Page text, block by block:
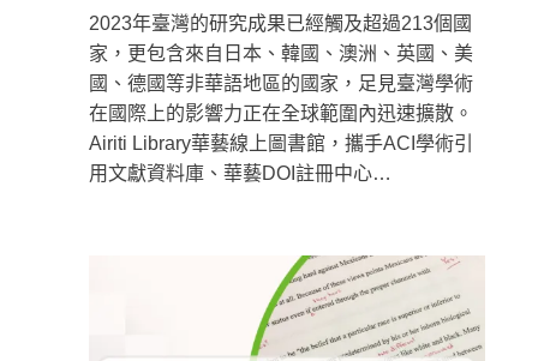
2023年臺灣的研究成果已經觸及超過213個國
家，更包含來自日本、韓國、澳洲、英國、美
國、德國等非華語地區的國家，足見臺灣學術
在國際上的影響力正在全球範圍內迅速擴散。
Airiti Library華藝線上圖書館，攜手ACI學術引
用文獻資料庫、華藝DOI註冊中心…